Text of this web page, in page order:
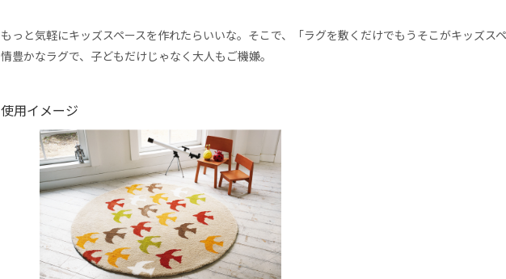
もっと気軽にキッズスペースを作れたらいいな。そこで、「ラグを敷くだけでもうそこがキッズス
情豊かなラグで、子どもだけじゃなく大人もご機嫌。
使用イメージ